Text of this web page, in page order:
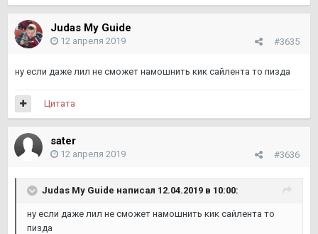
Judas My Guide
#3635
12 апреля 2019
ну если даже лил не сможет намошнить кик сайлента то пизда
Цитата
sater
#3636
12 апреля 2019
Judas My Guide написал 12.04.2019 в 10:00:
ну если даже лил не сможет намошнить кик сайлента то
пизда